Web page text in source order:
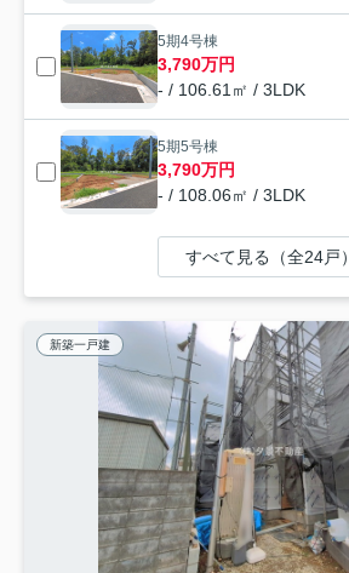
5期4号棟
3,790万円
- / 106.61㎡ / 3LDK
5期5号棟
3,790万円
- / 108.06㎡ / 3LDK
すべて見る（全24戸）
新築一戸建